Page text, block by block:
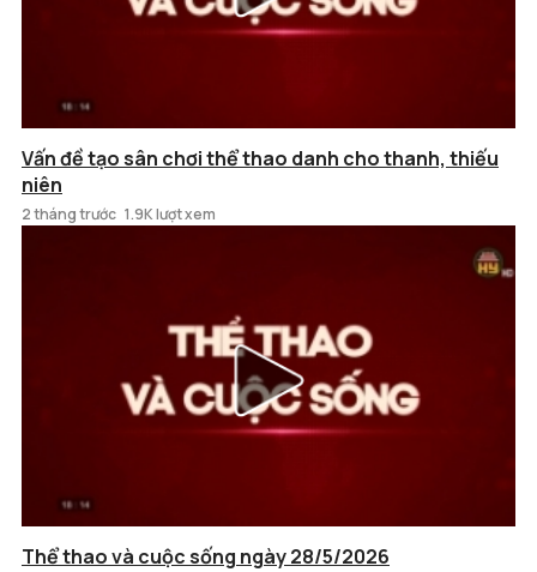
Vấn đề tạo sân chơi thể thao danh cho thanh, thiếu
niên
2 tháng trước 1.9K lượt xem
Thể thao và cuộc sống ngày 28/5/2026